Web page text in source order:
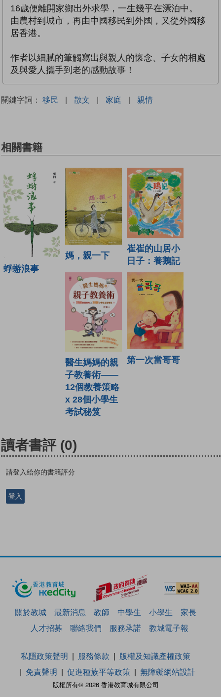
16歲便離開家鄉出外求學，一生幾乎在漂泊中。
由農村到城市，再由中國移民到外國，又從外國移
居香港。
作者以細膩的筆觸寫出與親人的懷念、子女的相處
及與愛人攜手到老的感動故事！
關鍵字詞： 移民 | 散文 | 家庭 | 親情
相關書籍
蜉蝣浪事
媽，親一下
崔崔的山居小
日子：養鵝記
醫生媽媽的親
子教養術——
12個教養策略
x 28個小學生
考試秘笈
第一次當哥哥
讀者書評 (0)
請登入給你的書籍評分
登入
關於教城 最新消息 教師 中學生 小學生
家長
人才招募
聯絡我們 服務承諾 教城電子報
版權所有© 2026 香港教育城有限公司
私隱政策聲明 服務條款
版權及知識產權政策
免責聲明
促進種族平等政策 無障礙網站設計